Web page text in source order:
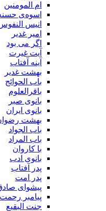
ام المومنین
اسوه‌ی
انیس
امیر غدیر
اگر می بود
آیت غیرت
آینه آفتاب
بهشت غدیر
باب الحوائج
باقرالعلوم
بانوی صبر
بانوی ایران
بهشت
باب الجواد
باب المراد
با کاروان
بانوی ادب
پدر آفتاب
پدر امت
پیشوای
پیامبر رحمت
جنت البقیع